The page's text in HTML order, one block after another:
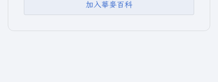
加入華麥百科